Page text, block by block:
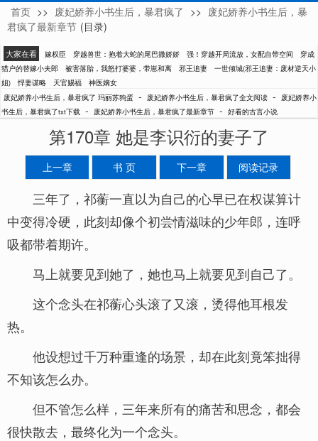
玛丽苏狗蛋
首页 >> 废妃娇养小书生后，暴君疯了 >> 废妃娇养小书生后，暴
君疯了最新章节 (目录)
大家在看 嫁权臣 穿越兽世：抱着大蛇的尾巴撒娇娇 强！穿越开局流放，女配自带空间
穿成
猎户的替嫁小夫郎
被害落胎，我怒打婆婆，带崽和离 邪王追妻
一世倾城(邪王追妻：废材逆天小
姐)
悍妻谋略 天官赐福
神医嫡女
废妃娇养小书生后，暴君疯了 玛丽苏狗蛋 - 废妃娇养小书生后，暴君疯了全文阅读 -
废妃娇养小
书生后，暴君疯了txt下载 - 废妃娇养小书生后，暴君疯了最新章节 - 好看的古言小说
第170章 她是李识衍的妻子了
上一章 书 页 下一章 阅读记录
三年了，祁蘅一直以为自己的心早已在权谋算计
中变得冷硬，此刻却像个初尝情滋味的少年郎，连呼
吸都带着期许。
马上就要见到她了，她也马上就要见到自己了。
这个念头在祁蘅心头滚了又滚，烫得他耳根发
热。
他设想过千万种重逢的场景，却在此刻竟笨拙得
不知该怎么办。
但不管怎么样，三年来所有的痛苦和思念，都会
很快散去，最终化为一个念头。